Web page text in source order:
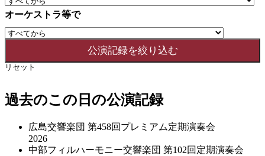
オーケストラ等で
リセット
過去のこの日の公演記録
広島交響楽団 第458回プレミアム定期演奏会
2026
中部フィルハーモニー交響楽団 第102回定期演奏会